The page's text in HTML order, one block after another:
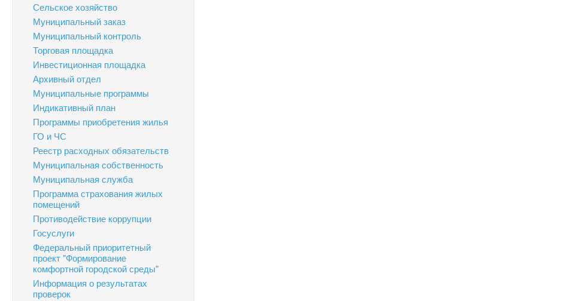
Сельское хозяйство
Муниципальный заказ
Муниципальный контроль
Торговая площадка
Инвестиционная площадка
Архивный отдел
Муниципальные программы
Индикативный план
Программы приобретения жилья
ГО и ЧС
Реестр расходных обязательств
Муниципальная собственность
Муниципальная служба
Программа страхования жилых
помещений
Противодействие коррупции
Госуслуги
Федеральный приоритетный
проект "Формирование
комфортной городской среды"
Информация о результатах
проверок